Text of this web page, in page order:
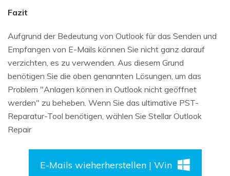
Fazit
Aufgrund der Bedeutung von Outlook für das Senden und
Empfangen von E-Mails können Sie nicht ganz darauf
verzichten, es zu verwenden. Aus diesem Grund
benötigen Sie die oben genannten Lösungen, um das
Problem "Anlagen können in Outlook nicht geöffnet
werden" zu beheben. Wenn Sie das ultimative PST-
Reparatur-Tool benötigen, wählen Sie Stellar Outlook
Repair
E-Mails wieherherstellen | Win